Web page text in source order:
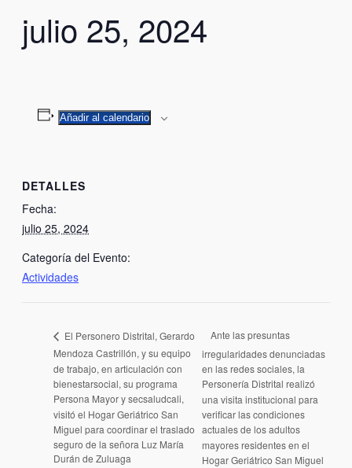
julio 25, 2024
Añadir al calendario
DETALLES
Fecha:
julio 25, 2024
Categoría del Evento:
Actividades
El Personero Distrital, Gerardo
Mendoza Castrillón, y su equipo
de trabajo, en articulación con
bienestarsocial, su programa
Persona Mayor y secsaludcali,
visitó el Hogar Geriátrico San
Miguel para coordinar el traslado
seguro de la señora Luz María
Durán de Zuluaga
Ante las presuntas
irregularidades denunciadas
en las redes sociales, la
Personería Distrital realizó
una visita institucional para
verificar las condiciones
actuales de los adultos
mayores residentes en el
Hogar Geriátrico San Miguel